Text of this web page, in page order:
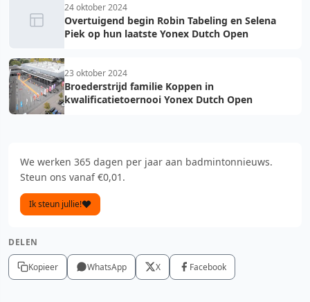
24 oktober 2024
Overtuigend begin Robin Tabeling en Selena
Piek op hun laatste Yonex Dutch Open
23 oktober 2024
Broederstrijd familie Koppen in
kwalificatietoernooi Yonex Dutch Open
We werken 365 dagen per jaar aan badmintonnieuws.
Steun ons vanaf €0,01.
Ik steun jullie!
DELEN
Kopieer WhatsApp X Facebook